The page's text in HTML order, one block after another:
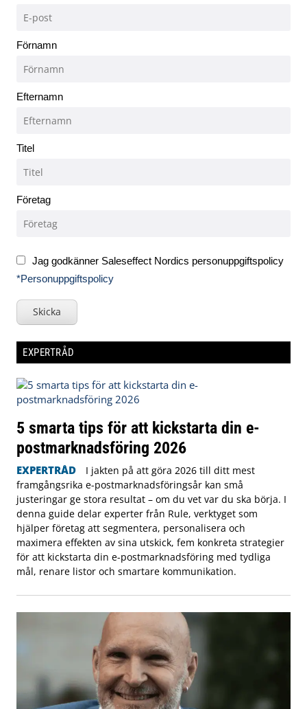
Förnamn
Efternamn
Titel
Företag
Jag godkänner Saleseffect Nordics personuppgiftspolicy
*Personuppgiftspolicy
Skicka
EXPERTRÅD
5 smarta tips för att kickstarta din e-
postmarknadsföring 2026
EXPERTRÅD
I jakten på att göra 2026 till ditt mest
framgångsrika e-postmarknadsföringsår kan små
justeringar ge stora resultat – om du vet var du ska börja. I
denna guide delar experter från Rule, verktyget som
hjälper företag att segmentera, personalisera och
maximera effekten av sina utskick, fem konkreta strategier
för att kickstarta din e-postmarknadsföring med tydliga
mål, renare listor och smartare kommunikation.